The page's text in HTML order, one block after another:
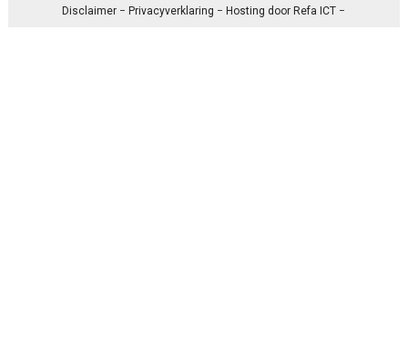
Disclaimer −Privacyverklaring − Hosting doorRefa ICT −